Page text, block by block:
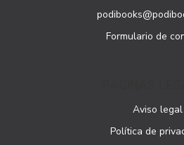
Formulario de
Aviso legal
Política de